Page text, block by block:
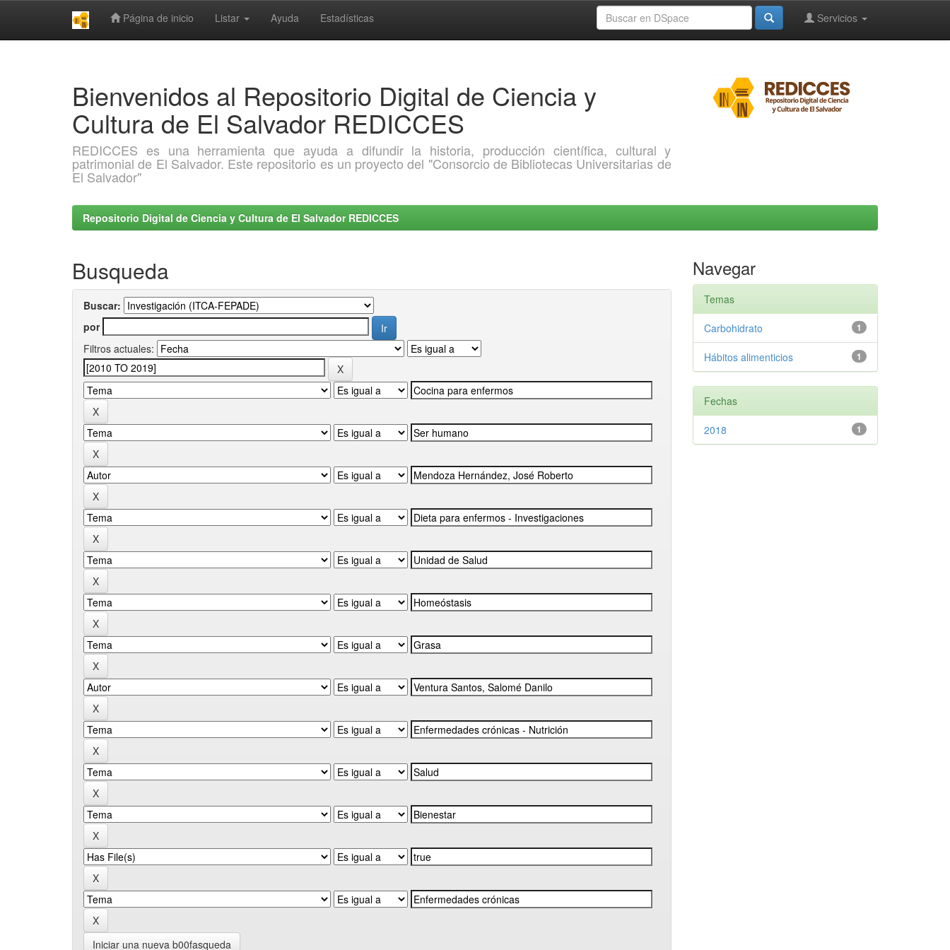
Página de inicio Listar Ayuda Estadísticas Servicios
Bienvenidos al Repositorio Digital de Ciencia y
Cultura de El Salvador REDICCES
REDICCES es una herramienta que ayuda a difundir la historia, producción científica, cultural y
patrimonial de El Salvador. Este repositorio es un proyecto del "Consorcio de Bibliotecas Universitarias de
El Salvador"
Repositorio Digital de Ciencia y Cultura de El Salvador REDICCES
Busqueda
Buscar:
por
Filtros actuales:
Iniciar una nueva b00fasqueda
Navegar
Temas
1
Carbohidrato
1
Hábitos alimenticios
Fechas
1
2018